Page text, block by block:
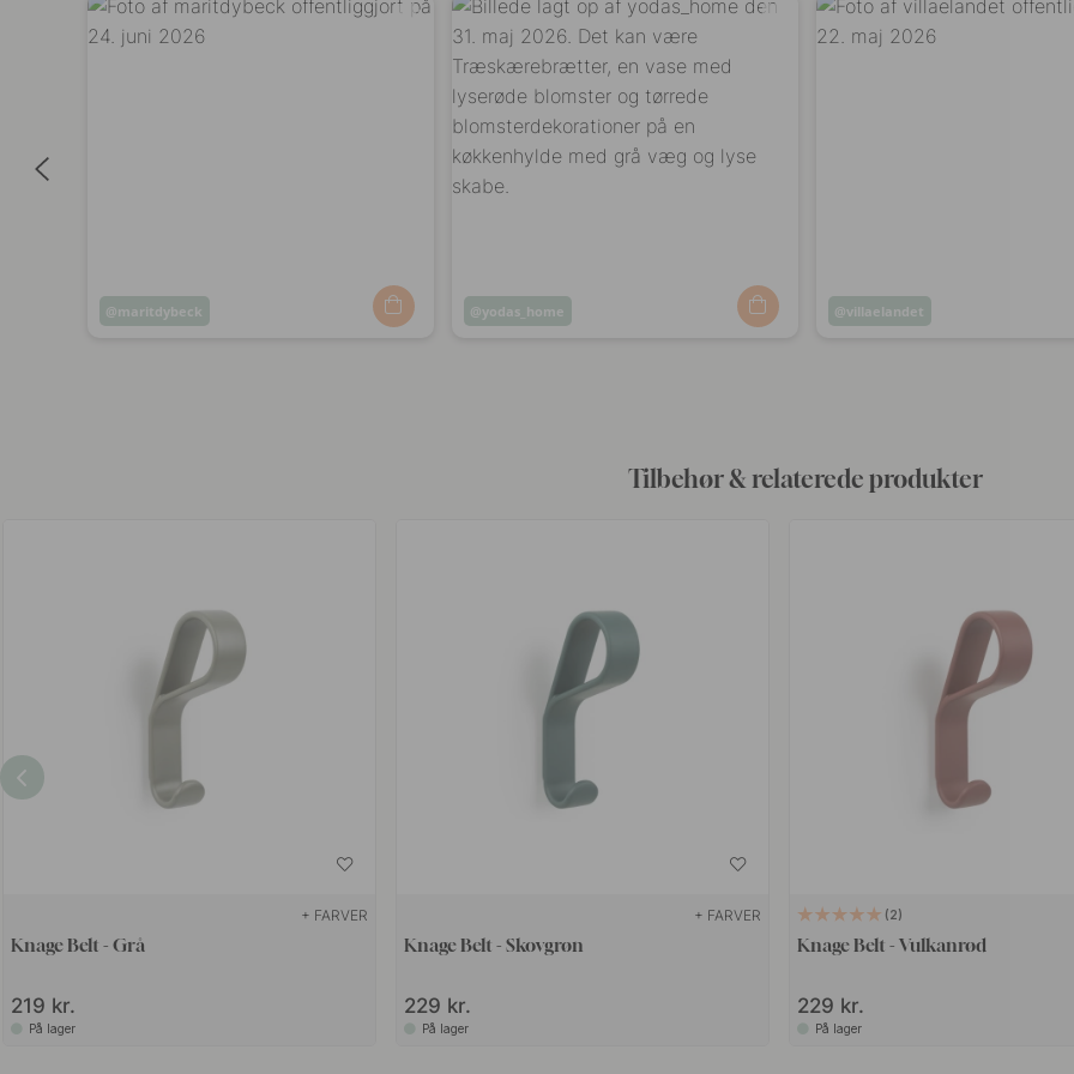
Opslag
maritdybeck
Opslag
yodas_home
Opslag
villaelandet
Tilbehør & relaterede produkter
+ FARVER
Knage Belt - Grå
219 kr.
På lager
+ FARVER
Knage Belt - Skovgrøn
229 kr.
På lager
2
Knage Belt - Vulkanrød
229 kr.
På lager